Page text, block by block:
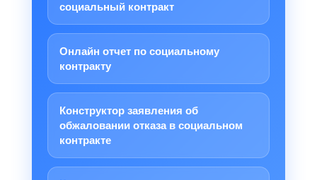
социальный контракт
Онлайн отчет по социальному
контракту
Конструктор заявления об
обжаловании отказа в социальном
контракте